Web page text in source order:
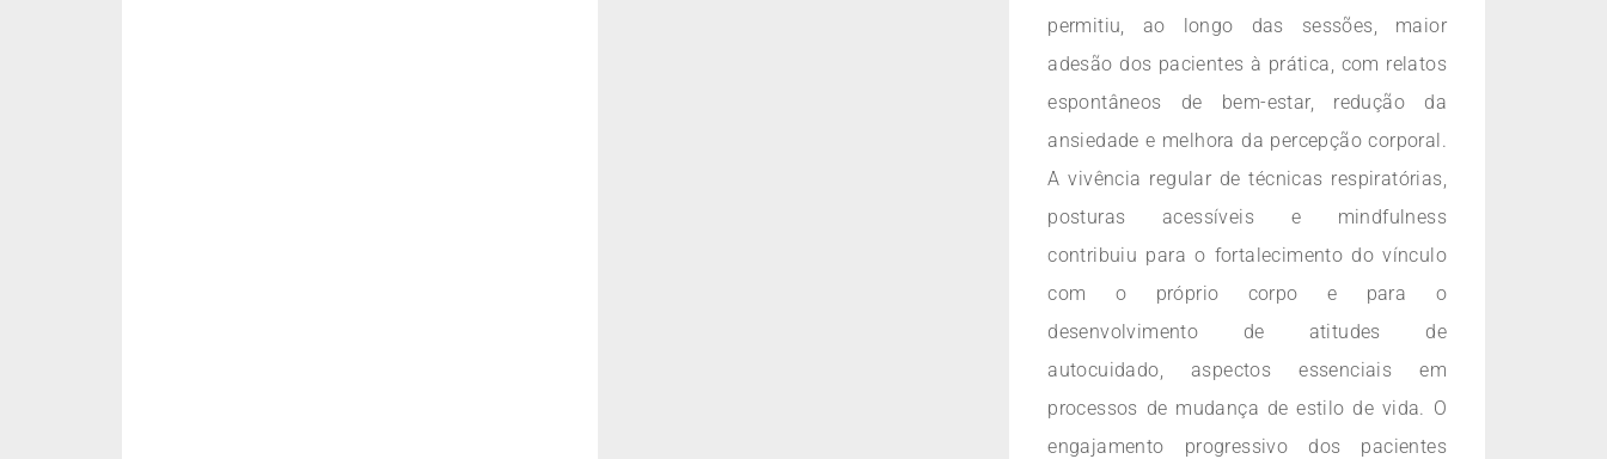
permitiu, ao longo das sessões, maior
adesão dos pacientes à prática, com relatos
espontâneos de bem-estar, redução da
ansiedade e melhora da percepção corporal.
A vivência regular de técnicas respiratórias,
posturas acessíveis e mindfulness
contribuiu para o fortalecimento do vínculo
com o próprio corpo e para o
desenvolvimento de atitudes de
autocuidado, aspectos essenciais em
processos de mudança de estilo de vida. O
engajamento progressivo dos pacientes